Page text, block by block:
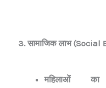
3. सामाजिक लाभ (Social
महिलाओं का